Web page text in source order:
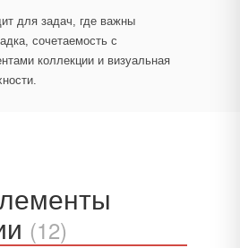
для задач, где важны
сочетаемость с
коллекции и визуальная
(12)